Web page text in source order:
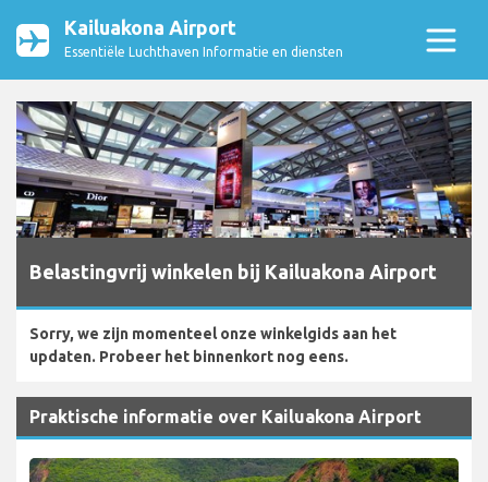
Kailuakona Airport
Essentiële Luchthaven Informatie en diensten
Belastingvrij winkelen bij Kailuakona Airport
Sorry, we zijn momenteel onze winkelgids aan het
updaten. Probeer het binnenkort nog eens.
Praktische informatie over Kailuakona Airport